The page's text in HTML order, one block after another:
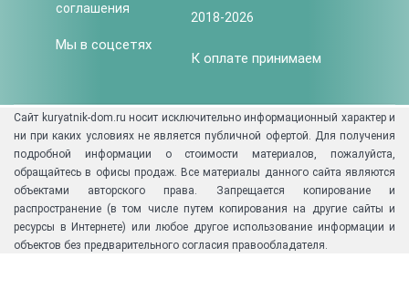
соглашения
2018-2026
Мы в соцсетях
К оплате принимаем
Сайт kuryatnik-dom.ru носит исключительно информационный характер и
ни при каких условиях не является публичной офертой. Для получения
подробной информации о стоимости материалов, пожалуйста,
обращайтесь в офисы продаж. Все материалы данного сайта являются
объектами авторского права. Запрещается копирование и
распространение (в том числе путем копирования на другие сайты и
ресурсы в Интернете) или любое другое использование информации и
объектов без предварительного согласия правообладателя.